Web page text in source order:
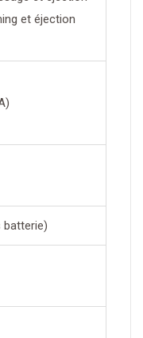
et éjection
batterie)